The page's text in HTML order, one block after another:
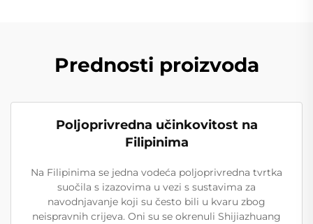
Prednosti proizvoda
Poljoprivredna učinkovitost na
Filipinima
Na Filipinima se jedna vodeća poljoprivredna tvrtka
suočila s izazovima u vezi s sustavima za
navodnjavanje koji su često bili u kvaru zbog
neispravnih crijeva. Oni su se okrenuli Shijiazhuang